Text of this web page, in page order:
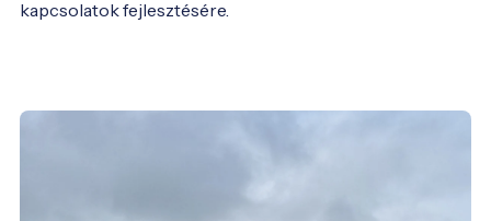
kapcsolatok fejlesztésére.